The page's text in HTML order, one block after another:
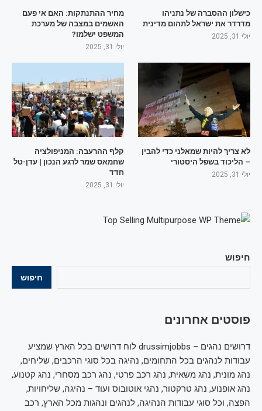
חיפוש
חיפוש
פוסטים אחרונים
דרושים נהגים – drussimjobbs לוח דרושים בכל הארץ שמציע
עבודות לנהגים בכל התחומים, נהיגה בכל סוגי הרכבים, שליחים,
נהג מונית, נהג משאית, נהג רכב פרטי, נהג רכב מסחרי, נהג קטנוע,
נהג אופנוע, נהג טרקטור, נהגי אוטובוס ועוד – נהיגה, שליחויות,
הפצה, וכל סוגי עבודות הנהיגה, לנהגים ונהגות מכל הארץ, רכב
כישלון ההסברה של נתניהו
מדרדר את ישראל לתהום מדינית
יולי 31, 2025
מחיר ההתנתקות: האם אי פעם
האשמים במצבה של מערכת
המשפט ישלמו?
יולי 31, 2025
לא צריך להיות שמאלני כדי להבין
– הליכוד בשפל היסטורי
יולי 31, 2025
קלף ההרעבה: המניפולציה
שחמאס שמר לרגע הנכון | עדן-טל
חדד
יולי 31, 2025